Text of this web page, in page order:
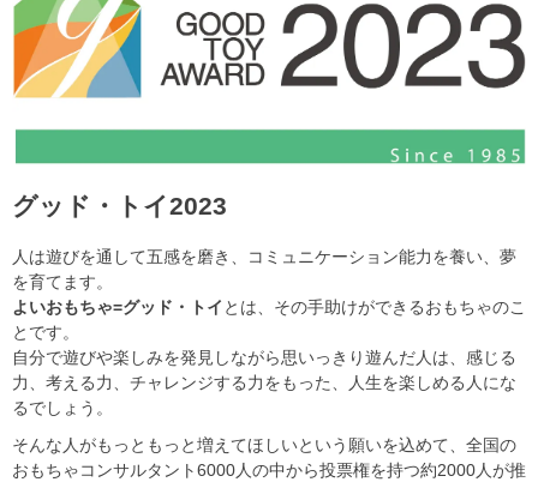
グッド・トイ2023
人は遊びを通して五感を磨き、コミュニケーション能力を養い、夢
を育てます。
よいおもちゃ=グッド・トイ とは、その手助けができるおもちゃのこ
とです。
自分で遊びや楽しみを発見しながら思いっきり遊んだ人は、感じる
力、考える力、チャレンジする力をもった、人生を楽しめる人にな
るでしょう。
そんな人がもっともっと増えてほしいという願いを込めて、全国の
おもちゃコンサルタント6000人の中から投票権を持つ約2000人が推